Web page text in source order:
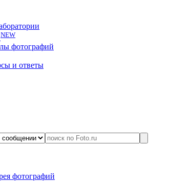
NEW
фотографий
и ответы
фотографий